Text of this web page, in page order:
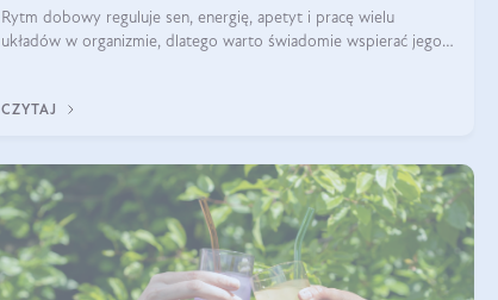
Rytm dobowy reguluje sen, energię, apetyt i pracę wielu
układów w organizmie, dlatego warto świadomie wspierać jego
CZYTAJ